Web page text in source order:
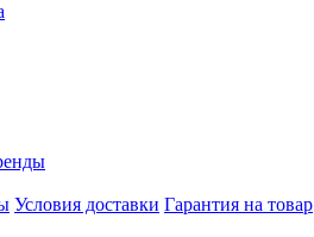
Условия доставки Гарантия на товар